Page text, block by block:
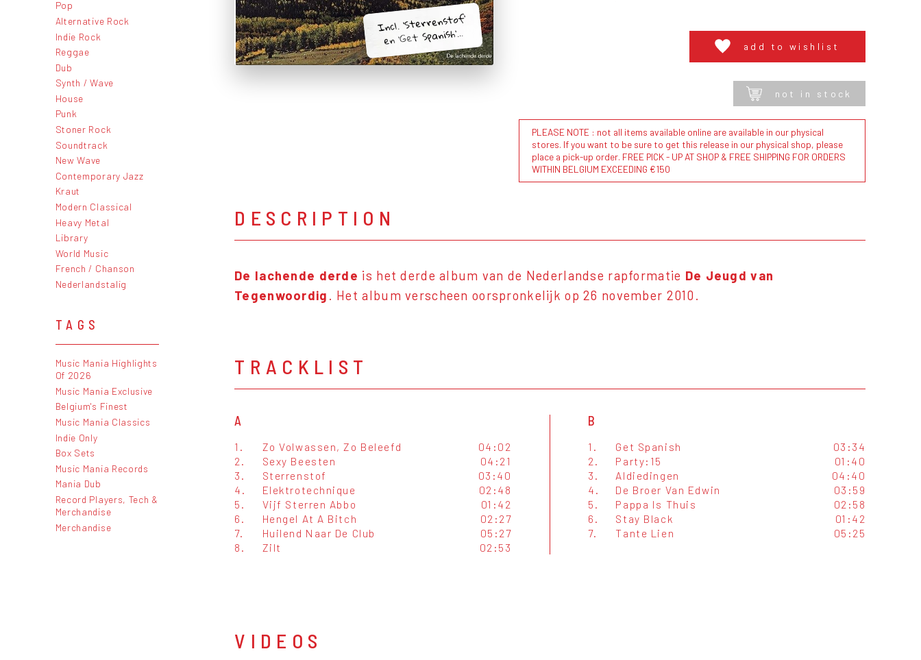
Pop
Alternative Rock
Indie Rock
Reggae
Dub
Synth / Wave
House
Punk
Stoner Rock
Soundtrack
New Wave
Contemporary Jazz
Kraut
Modern Classical
Heavy Metal
Library
World Music
French / Chanson
Nederlandstalig
TAGS
Music Mania Highlights
Of 2026
Music Mania Exclusive
Belgium's Finest
Music Mania Classics
Indie Only
Box Sets
Music Mania Records
Mania Dub
Record Players, Tech &
Merchandise
Merchandise
Incl. 'Sterrenstof'
en 'Get Spanish'... add to wishlist
not in stock
PLEASE NOTE : not all items available online are available in our physical
stores. If you want to be sure to get this release in our physical shop, please
place a pick-up order. FREE PICK - UP AT SHOP & FREE SHIPPING FOR ORDERS
WITHIN BELGIUM EXCEEDING €150
DESCRIPTION
De lachende derde is het derde album van de Nederlandse rapformatie De Jeugd van
Tegenwoordig . Het album verscheen oorspronkelijk op 26 november 2010.
TRACKLIST
A
1. Zo Volwassen, Zo Beleefd
04:02
2.
Sexy Beesten
04:21
3.
Sterrenstof
03:40
4.
Elektrotechnique
02:48
5.
Vijf Sterren Abbo
01:42
6.
Hengel At A Bitch
02:27
7.
Huilend Naar De Club
05:27
8.
Zilt 02:53
B
1. Get Spanish
03:34
2.
Party:15
01:40
3.
Aldiedingen
04:40
4.
De Broer Van Edwin
03:59
5.
Pappa Is Thuis
02:58
6.
Stay Black
01:42
7.
Tante Lien 05:25
VIDEOS